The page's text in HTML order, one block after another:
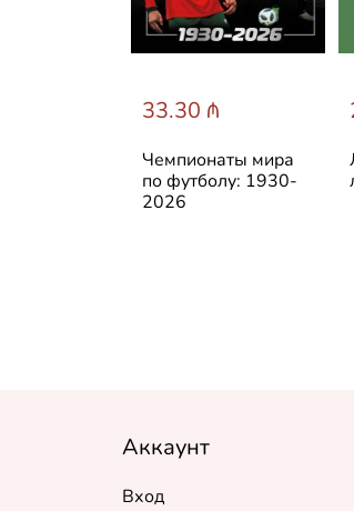
33.30 ₼
Чемпионаты мира
по футболу: 1930-
2026
Аккаунт
Вход